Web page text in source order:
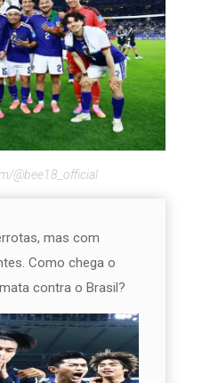
@bee18_official
mas com
Como chega o
contra o Brasil?